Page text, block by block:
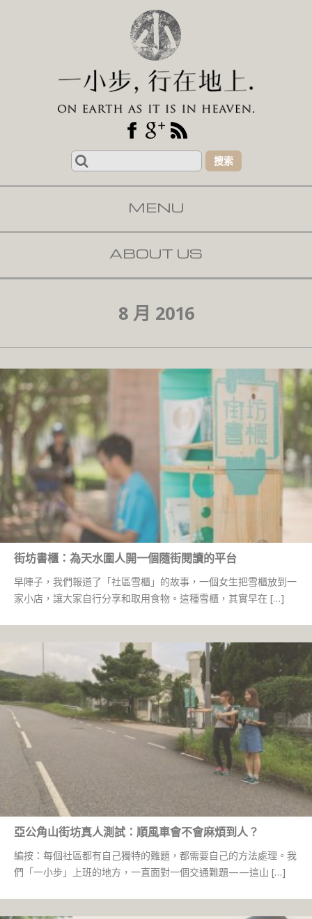
Search
for:
MENU
SKIP TO CONTENT
ABOUT US
8 月 2016
街坊書櫃：為天水圍人開一個隨街閱讀的平台
早陣子，我們報道了「社區雪櫃」的故事，一個女生把雪櫃放到一
家小店，讓大家自行分享和取用食物。這種雪櫃，其實早在 […]
亞公角山街坊真人測試：順風車會不會麻煩到人？
編按：每個社區都有自己獨特的難題，都需要自己的方法處理。我
們「一小步」上班的地方，一直面對一個交通難題——這山 […]